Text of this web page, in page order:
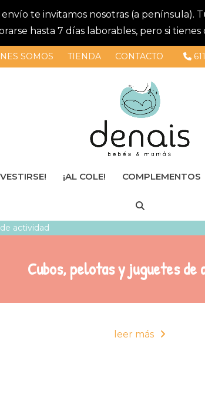
te invitamos nosotras (a
hasta 7 días laborables, pero si
SOMOS TIENDA CONTACTO
VESTIRSE! ¡AL COLE! COMPLEMENTOS
actividad
Cubos, pelotas y juguetes de
leer más